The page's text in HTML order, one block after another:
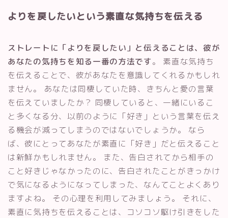
よりを戻したいという素直な気持ちを伝える
ストレートに「よりを戻したい」と伝えることは、彼が
あなたの気持ちを知る一番の方法です。 素直な気持ち
を伝えることで、彼があなたを意識してくれるかもしれ
ません。 あなたは同棲していた時、きちんと愛の言葉
を伝えていましたか？ 同棲していると、一緒にいるこ
と多くなる分、以前のように「好き」という言葉を伝え
る機会が減ってしまうのではないでしょうか。 なら
ば、彼にとってあなたが素直に「好き」だと伝えること
は新鮮かもしれません。 また、告白されてから相手の
こと好きじゃなかったのに、告白されたことがきっかけ
で気になるようになってしまった、なんてことよくあり
ますよね。 その心理を利用してみましょう。 それに、
素直に気持ちを伝えることは、コソコソ駆け引きをした